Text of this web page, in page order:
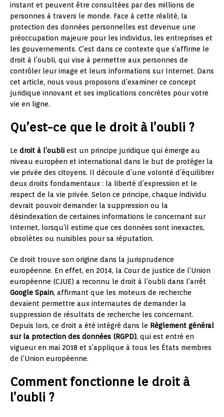
instant et peuvent être consultées par des millions de
personnes à travers le monde. Face à cette réalité, la
protection des données personnelles est devenue une
préoccupation majeure pour les individus, les entreprises et
les gouvernements. C’est dans ce contexte que s’affirme le
droit à l’oubli, qui vise à permettre aux personnes de
contrôler leur image et leurs informations sur Internet. Dans
cet article, nous vous proposons d’examiner ce concept
juridique innovant et ses implications concrètes pour votre
vie en ligne.
Qu’est-ce que le droit à l’oubli ?
Le droit à l’oubli est un principe juridique qui émerge au
niveau européen et international dans le but de protéger la
vie privée des citoyens. Il découle d’une volonté d’équilibrer
deux droits fondamentaux : la liberté d’expression et le
respect de la vie privée. Selon ce principe, chaque individu
devrait pouvoir demander la suppression ou la
désindexation de certaines informations le concernant sur
Internet, lorsqu’il estime que ces données sont inexactes,
obsolètes ou nuisibles pour sa réputation.
Ce droit trouve son origine dans la jurisprudence
européenne. En effet, en 2014, la Cour de justice de l’Union
européenne (CJUE) a reconnu le droit à l’oubli dans l’arrêt
Google Spain, affirmant que les moteurs de recherche
devaient permettre aux internautes de demander la
suppression de résultats de recherche les concernant.
Depuis lors, ce droit a été intégré dans le Règlement général
sur la protection des données (RGPD), qui est entré en
vigueur en mai 2018 et s’applique à tous les États membres
de l’Union européenne.
Comment fonctionne le droit à
l’oubli ?